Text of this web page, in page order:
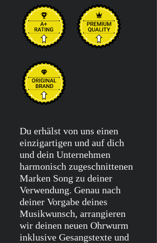
Du erhälst von uns einen
einzigartigen und auf dich
und dein Unternehmen
harmonisch zugeschnittenen
Marken Song zu deiner
Verwendung. Genau nach
deiner Vorgabe deines
Musikwunsch, arrangieren
wir deinen neuen Ohrwurm
inklusive Gesangstexte und